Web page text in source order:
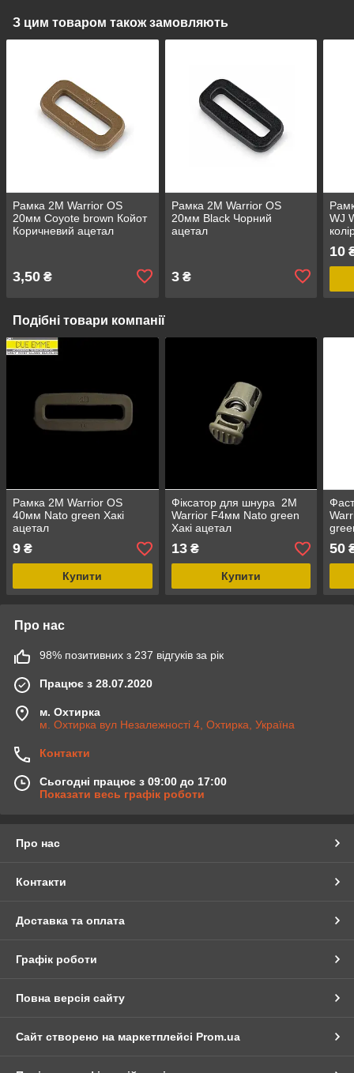
З цим товаром також замовляють
Рамка 2M Warrior OS
20мм Coyote brown Койот
Коричневий ацетал
3,50 ₴
Рамка 2M Warrior OS
20мм Black Чорний
ацетал
3₴
WJ
10
Подібні товари компанії
Рамка 2M Warrior OS
40мм Nato green Хакі
ацетал
9 ₴
Купити
Фіксатор для шнура 2M
Warrior F4мм Nato green
Хакі ацетал
13₴
Купити
50
Про нас
98% позитивних з 237 відгуків за рік
Працює з 28.07.2020
м. Охтирка
м. Охтирка вул Незалежності 4, Охтирка, Україна
Контакти
Сьогодні працює з 09:00 до 17:00
Показати весь графік роботи
Про нас
Контакти
Доставка та оплата
Графік роботи
Повна версія сайту
Сайт створено на маркетплейсі Prom.ua